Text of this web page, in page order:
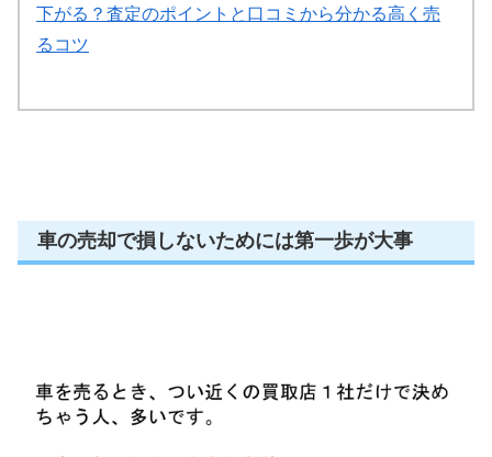
下がる？査定のポイントと口コミから分かる高く売
るコツ
車の売却で損しないためには第一歩が大事